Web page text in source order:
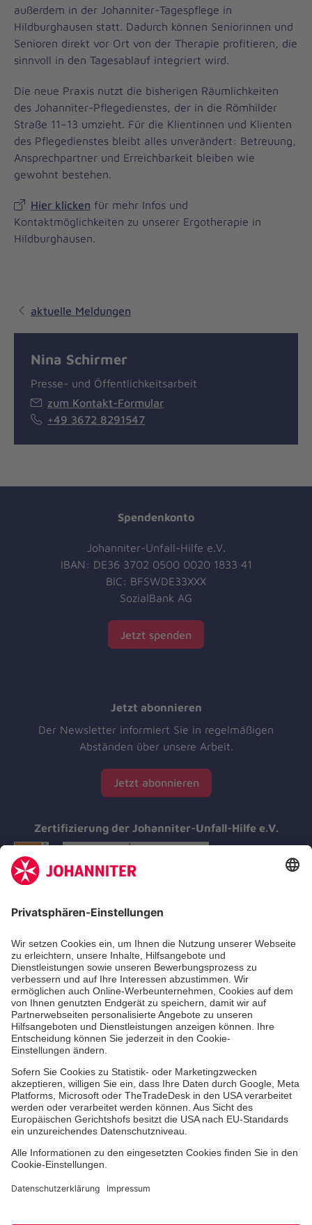
außerdem in der Johanniter-Tagespflege in
Hildburghausen statt. Dadurch können Seniorinnen und
Senioren direkt vor Ort von der Therapie profitieren, die
sinnvoll in den Tagesablauf integriert wird.
Die neue Praxis nutzt die bisherigen Räumlichkeiten
des Johanniter-Pflegedienstes, der in die Römhilder
Straße 11–13 umzieht. Für die Klientinnen und Klienten
des Pflegedienstes bleibt alles unverändert: Betreuung,
Ansprechpartner und Erreichbarkeit bleiben wie
gewohnt bestehen.
Hier klicken für mehr Infos und
Kontaktmöglichkeiten zu unserer Ergotherapie in
Hildburghausen.
aktuelle Meldungen
Nina Schirmer
Presse- und Öffentlichkeitsarbeit
zum Kontakt-Formular
+49 3672 8291547
Spendenkonto
Johanniter-Unfall-Hilfe e.V.
IBAN: DE36 3702 0500 0020 1833 41
BIC: BFSWDE33XXX
SozialBank AG
Jetzt spenden
Jetzt abonnieren
Der Newsletter informiert Sie in regelmäßigen
Abständen über unsere Arbeit.
Jetzt abonnieren
Zertifizierung der Johanniter-Unfall-Hilfe e.V.
Aus- & Fortbildungen
Erste-Hilfe-Kurse
Jobs & Ehrenamt
Freiwilligendienst
Spendenprojekte
Johanniter-Jugend
Einrichtungen